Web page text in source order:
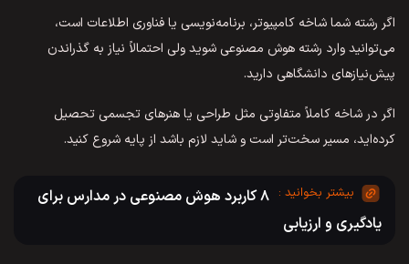
اگر رشته شما شاخه کامپیوتر، برنامه‌نویسی یا فناوری اطلاعات است،
می‌توانید وارد رشته هوش مصنوعی شوید ولی احتمالاً نیاز به گذراندن
پیش‌نیازهای دانشگاهی دارید.
اگر در شاخه کاملاً متفاوتی مثل طراحی یا هنرهای تجسمی تحصیل
کرده‌اید، مسیر سخت‌تر است و شاید لازم باشد از پایه شروع کنید.
۸ کاربرد هوش مصنوعی در مدارس برای
یادگیری و ارزیابی